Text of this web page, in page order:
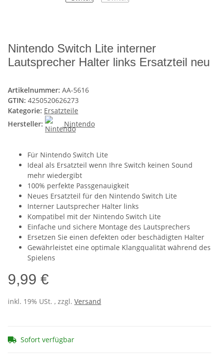
Nintendo Switch Lite interner
Lautsprecher Halter links Ersatzteil neu
Artikelnummer: AA-5616
GTIN: 4250520626273
Kategorie: Ersatzteile
Hersteller:
Nintendo
Für Nintendo Switch Lite
Ideal als Ersatzteil wenn Ihre Switch keinen Sound
mehr wiedergibt
100% perfekte Passgenauigkeit
Neues Ersatzteil für den Nintendo Switch Lite
Interner Lautsprecher Halter links
Kompatibel mit der Nintendo Switch Lite
Einfache und sichere Montage des Lautsprechers
Ersetzen Sie einen defekten oder beschädigten Halter
Gewährleistet eine optimale Klangqualität während des
Spielens
9,99 €
inkl. 19% USt. , zzgl. Versand
Sofort verfügbar